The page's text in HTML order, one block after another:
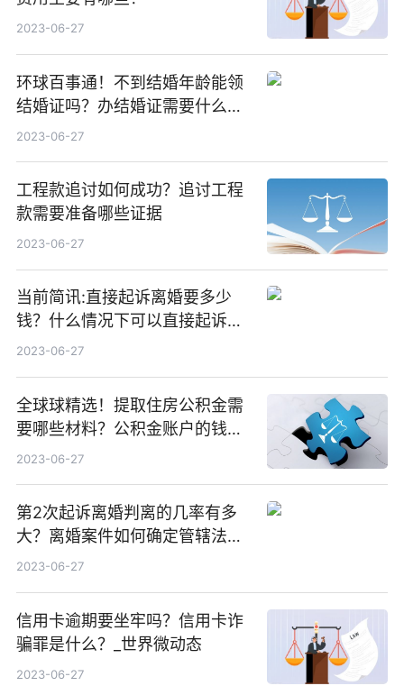
2023-06-27
环球百事通！不到结婚年龄能领
结婚证吗？办结婚证需要什么材
料？没结婚孩子怎么上户口？
2023-06-27
工程款追讨如何成功？追讨工程
款需要准备哪些证据
2023-06-27
当前简讯:直接起诉离婚要多少
钱？什么情况下可以直接起诉离
婚？
2023-06-27
全球球精选！提取住房公积金需
要哪些材料？公积金账户的钱可
不可以全部取出？
2023-06-27
第2次起诉离婚判离的几率有多
大？离婚案件如何确定管辖法
院？
2023-06-27
信用卡逾期要坐牢吗？信用卡诈
骗罪是什么？_世界微动态
2023-06-27